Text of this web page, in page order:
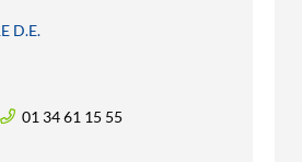
D.E.
01 34 61 15 55